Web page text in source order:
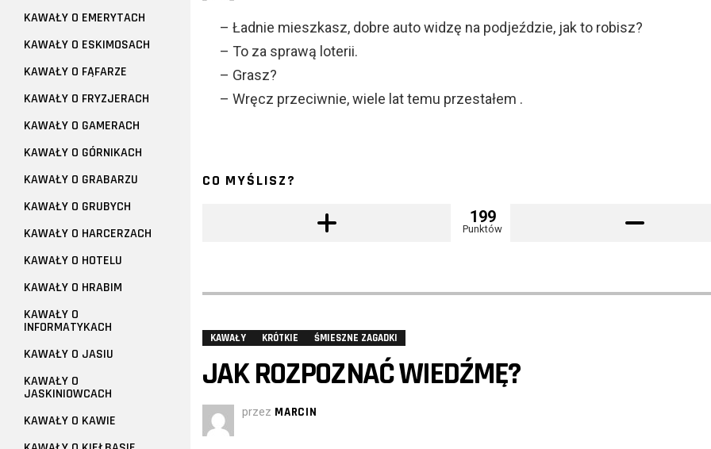
– Ładnie mieszkasz, dobre auto widzę na podjeździe, jak to robisz?
– To za sprawą loterii.
– Grasz?
– Wręcz przeciwnie, wiele lat temu przestałem .
CO MYŚLISZ?
199
Punktów
KAWAŁY KRÓTKIE ŚMIESZNE ZAGADKI
JAK ROZPOZNAĆ WIEDŹMĘ?
przez MARCIN
KAWAŁY O EMERYTACH
KAWAŁY O ESKIMOSACH
KAWAŁY O FĄFARZE
KAWAŁY O FRYZJERACH
KAWAŁY O GAMERACH
KAWAŁY O GÓRNIKACH
KAWAŁY O GRABARZU
KAWAŁY O GRUBYCH
KAWAŁY O HARCERZACH
KAWAŁY O HOTELU
KAWAŁY O HRABIM
KAWAŁY O
INFORMATYKACH
KAWAŁY O JASIU
KAWAŁY O
JASKINIOWCACH
KAWAŁY O KAWIE